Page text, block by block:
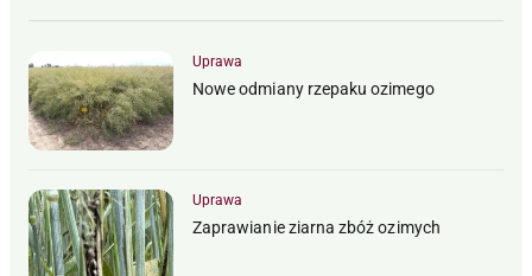
Uprawa
Nowe odmiany rzepaku ozimego
Uprawa
Zaprawianie ziarna zbóż ozimych